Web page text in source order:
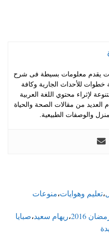
يقدم معلومات بسيطة فى شرح
للأحداث الجارية وكافة
لإثراء محتوي اللغة العربية
العديد من مقالات الصحة والحياة
والوصفات الطبيعية.
،تعليم وهوايات،منوعات
2016 ،ريهام سعيد،صبايا